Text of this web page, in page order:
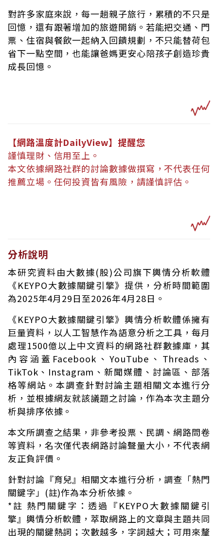
對許多家庭來說，每一趟親子旅行，累積的不只是
回憶，還有跟著增加的旅遊開銷。若能把交通、門
票、住宿與餐飲一起納入回饋規劃，不只能替荷包
省下一點空間，也能讓爸媽更安心陪孩子創造珍貴
成長回憶。
【網路溫度計DailyView】提醒您
謹慎理財、信用至上。
本文依據網路社群的討論數據做撰寫，不代表任何
推薦立場。任何投資皆有風險，請謹慎評估。
分析說明
本研究資料由大數據(股)公司旗下輿情分析軟體
《KEYPO大數據關鍵引擎》提供，分析時間範圍
為2025年4月29日至2026年4月28日。
《KEYPO大數據關鍵引擎》輿情分析軟體係擁有
巨量資料，以人工智慧作為語意分析之工具，每月
處理1500億以上中文資料的網路社群數據庫，其
內容涵蓋Facebook、YouTube、Threads、
TikTok、Instagram、新聞媒體、討論區、部落
格等網站。本調查針對討論主題相關文本進行分
析，並根據網友就該議題之討論，作為本次主題分
析與排序依據。
本文所調查之結果，非參考投票、民調、網路問卷
等資料，名次僅代表網路討論聲量大小，不代表網
友正負評價。
針對討論『育兒』相關文本進行分析，調查「熱門
關鍵字」(註)作為本分析依據。
*註 熱門關鍵字：透過『KEYPO大數據關鍵引
擎』輿情分析軟體，萃取網路上的文章與主題共同
出現的關鍵熱詞；次數越多，字詞越大；可用來釐